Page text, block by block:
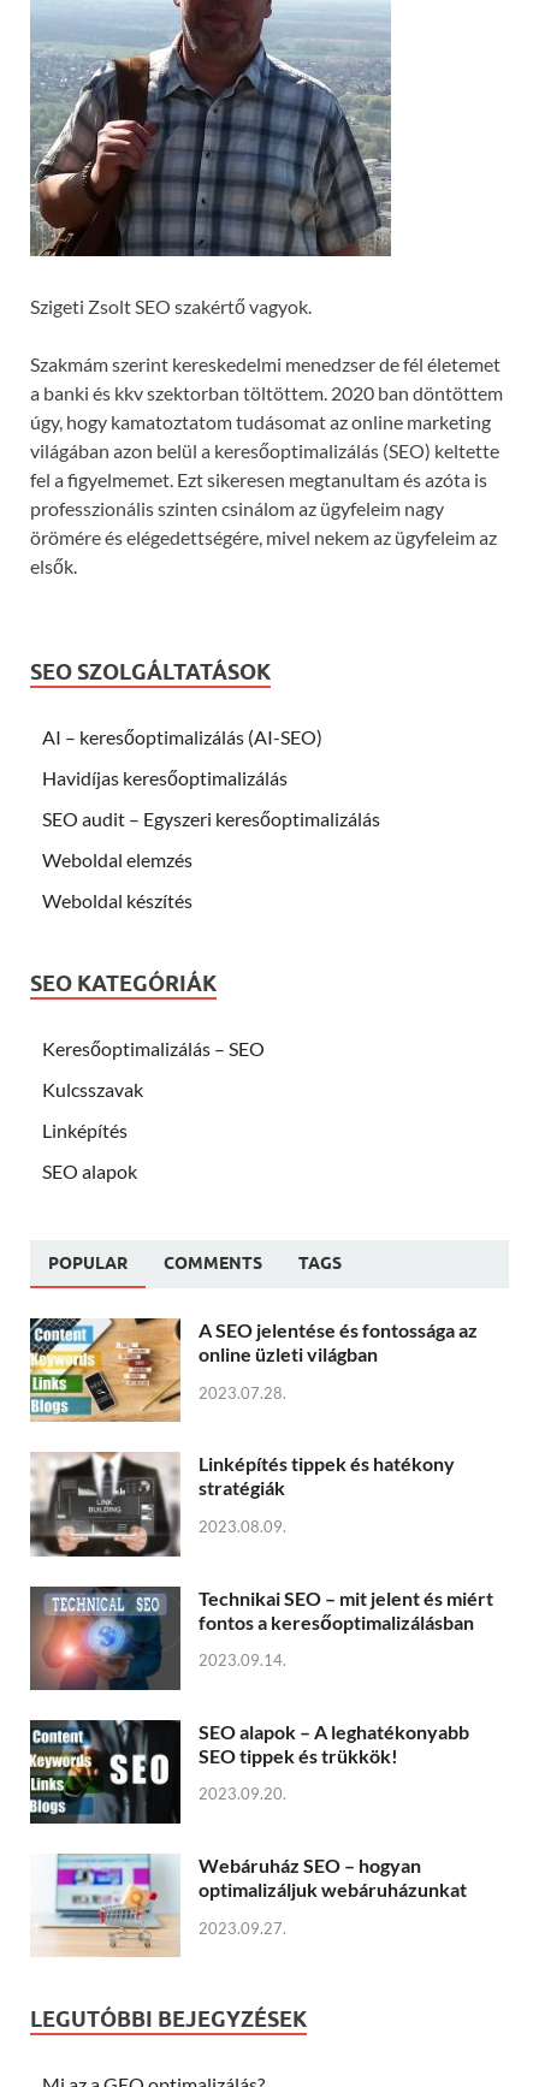
Szigeti Zsolt SEO szakértő vagyok.
Szakmám szerint kereskedelmi menedzser de fél életemet
a banki és kkv szektorban töltöttem. 2020 ban döntöttem
úgy, hogy kamatoztatom tudásomat az online marketing
világában azon belül a keresőoptimalizálás (SEO) keltette
fel a figyelmemet. Ezt sikeresen megtanultam és azóta is
professzionális szinten csinálom az ügyfeleim nagy
örömére és elégedettségére, mivel nekem az ügyfeleim az
elsők.
SEO SZOLGÁLTATÁSOK
AI – keresőoptimalizálás (AI-SEO)
Havidíjas keresőoptimalizálás
SEO audit – Egyszeri keresőoptimalizálás
Weboldal elemzés
Weboldal készítés
SEO KATEGÓRIÁK
Keresőoptimalizálás – SEO
Kulcsszavak
Linképítés
SEO alapok
POPULAR COMMENTS TAGS
A SEO jelentése és fontossága az
online üzleti világban
2023.07.28.
Linképítés tippek és hatékony
stratégiák
2023.08.09.
Technikai SEO – mit jelent és miért
fontos a keresőoptimalizálásban
2023.09.14.
SEO alapok – A leghatékonyabb
SEO tippek és trükkök!
2023.09.20.
Webáruház SEO – hogyan
optimalizáljuk webáruházunkat
2023.09.27.
LEGUTÓBBI BEJEGYZÉSEK